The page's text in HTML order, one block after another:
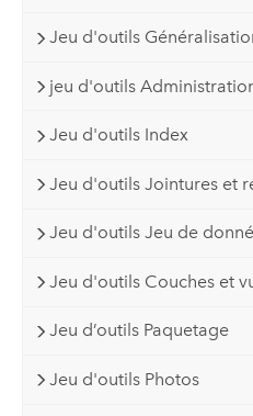
Jeu d'outils
jeu d'outils
Jeu d'outils Index
Jeu d'outils Jointures et
Jeu d'outils Jeu de
Jeu d'outils Couches et
Jeu d’outils Paquetage
Jeu d'outils Photos